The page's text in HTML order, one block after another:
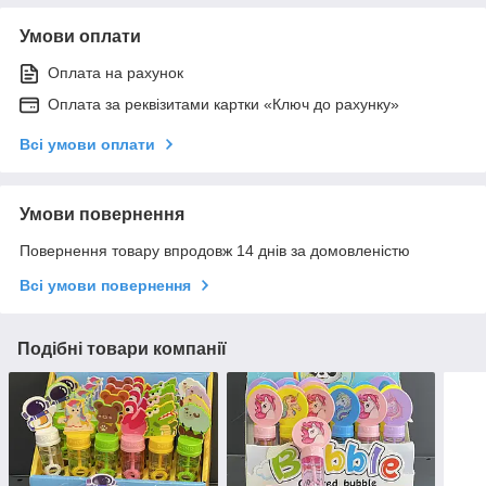
Умови оплати
Оплата на рахунок
Оплата за реквізитами картки «Ключ до рахунку»
Всі умови оплати
Умови повернення
Повернення товару впродовж 14 днів за домовленістю
Всі умови повернення
Подібні товари компанії